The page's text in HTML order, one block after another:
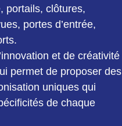
portails, clôtures,
portes d’entrée,
et de créativité
permet de proposer des
uniques qui
de chaque